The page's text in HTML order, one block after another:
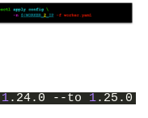
1.24.0 --to 1